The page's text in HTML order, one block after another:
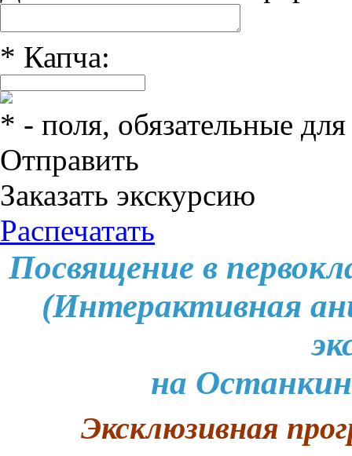
* Капча:
* - поля, обязательные
Отправить
Заказать экскурсию
Распечатать
Посвящение в
(Интерактивная
на
Эксклюзивная